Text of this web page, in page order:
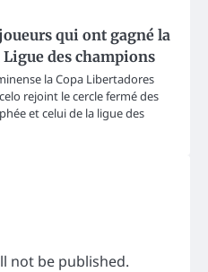
qui ont gagné la
des champions
la Copa Libertadores
rejoint le cercle fermé des
et celui de la ligue des
not be published.